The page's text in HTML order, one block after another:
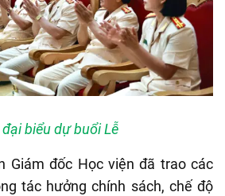
đại biểu dự buổi Lễ
Giám đốc Học viện đã trao các
tác hưởng chính sách, chế độ